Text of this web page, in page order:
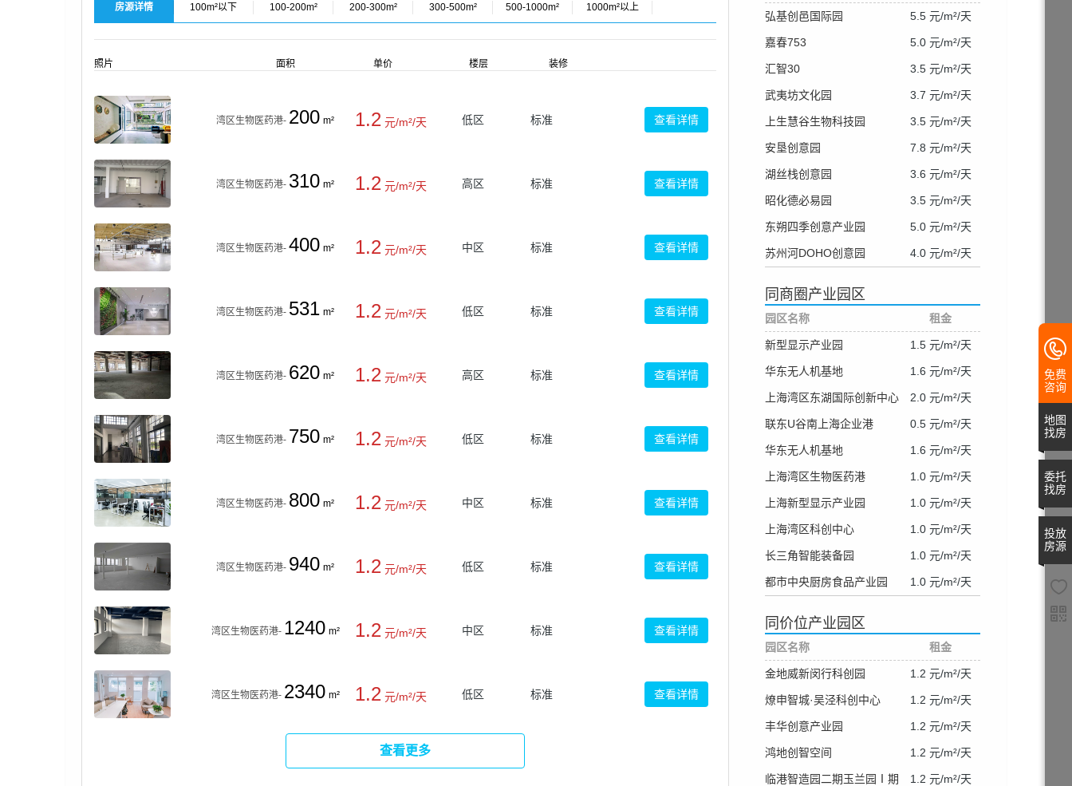
房源详情 100m²以下 100-200m² 200-300m² 300-500m² 500-1000m² 1000m²以上
照片 面积 单价 楼层 装修
湾区生物医药港- 200 m² 1.2 元/m²/天 低区 标准 查看详情
湾区生物医药港- 310 m² 1.2 元/m²/天 高区 标准 查看详情
湾区生物医药港- 400 m² 1.2 元/m²/天 中区 标准 查看详情
湾区生物医药港- 531 m² 1.2 元/m²/天 低区 标准 查看详情
湾区生物医药港- 620 m² 1.2 元/m²/天 高区 标准 查看详情
湾区生物医药港- 750 m² 1.2 元/m²/天 低区 标准 查看详情
湾区生物医药港- 800 m² 1.2 元/m²/天 中区 标准 查看详情
湾区生物医药港- 940 m² 1.2 元/m²/天 低区 标准 查看详情
湾区生物医药港- 1240 m² 1.2 元/m²/天 中区 标准 查看详情
湾区生物医药港- 2340 m² 1.2 元/m²/天 低区 标准 查看详情
查看更多
弘基创邑国际园 5.5 元/m²/天
嘉春753 5.0 元/m²/天
汇智30 3.5 元/m²/天
武夷坊文化园 3.7 元/m²/天
上生慧谷生物科技园 3.5 元/m²/天
安垦创意园 7.8 元/m²/天
湖丝栈创意园 3.6 元/m²/天
昭化德必易园 3.5 元/m²/天
东朔四季创意产业园 5.0 元/m²/天
苏州河DOHO创意园 4.0 元/m²/天
同商圈产业园区
园区名称 租金
新型显示产业园 1.5 元/m²/天
华东无人机基地 1.6 元/m²/天
上海湾区东湖国际创新中心 2.0 元/m²/天
联东U谷南上海企业港 0.5 元/m²/天
华东无人机基地 1.6 元/m²/天
上海湾区生物医药港 1.0 元/m²/天
上海新型显示产业园 1.0 元/m²/天
上海湾区科创中心 1.0 元/m²/天
长三角智能装备园 1.0 元/m²/天
都市中央厨房食品产业园 1.0 元/m²/天
同价位产业园区
园区名称 租金
金地威新闵行科创园 1.2 元/m²/天
燎申智城·吴泾科创中心 1.2 元/m²/天
丰华创意产业园 1.2 元/m²/天
鸿地创智空间 1.2 元/m²/天
临港智造园二期玉兰园Ⅰ期 1.2 元/m²/天
免费
咨询
地图
找房
委托
找房
投放
房源